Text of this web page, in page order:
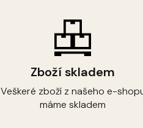
Zboží skladem
Veškeré zboží z našeho e-
máme skladem